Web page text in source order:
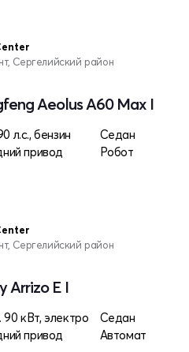
Сергелийский район
Aeolus A60 Max I
л.с., бензин
Седан
привод
Робот
Сергелийский район
Arrizo E I
90 кВт, электро
Седан
привод
Автомат